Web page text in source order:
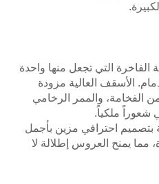
الفاخرة التي تجعل منها واحدة
الأسقف العالية مزودة
الفخامة، والممر الرخامي
شعوراً ملكياً.
احترافي مزين بأجمل
مما يمنح العروس إطلالة لا